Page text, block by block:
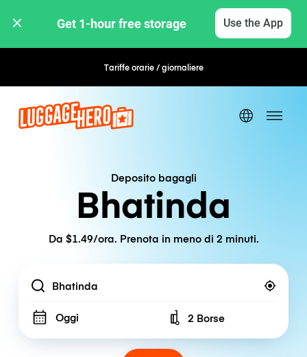
Get 1-hour free storage Use the App
Tariffe orarie / giornaliere Prenotazione flessibile
Deposito bagagli
Bhatinda
Da $1.49/ora. Prenota in meno di 2 minuti.
Location
Oggi Number of bags
2 Borse